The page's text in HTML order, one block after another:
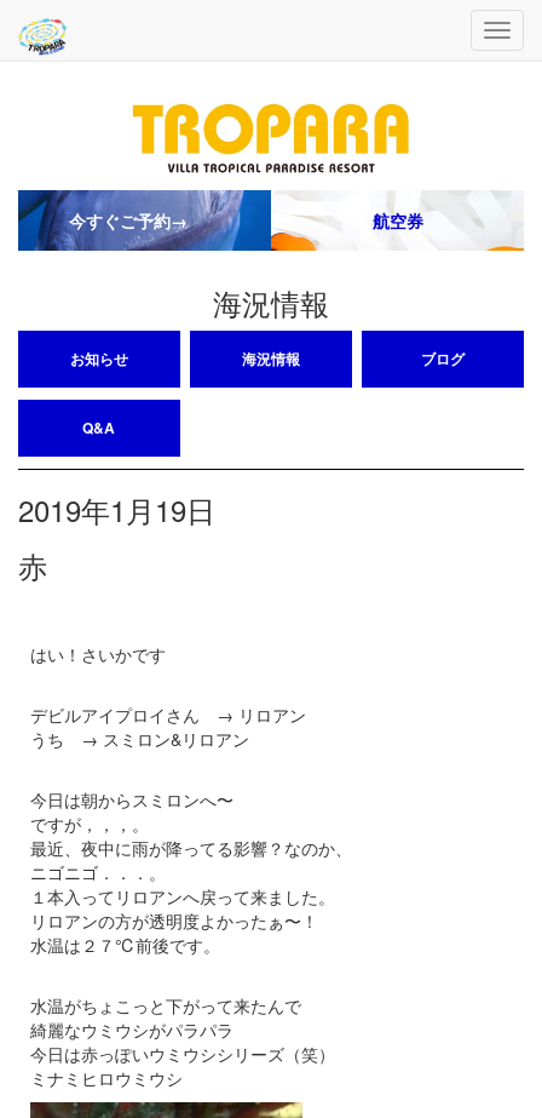
今すぐご予約→ 航空券
海況情報
お知らせ 海況情報 ブログ
Q&A
2019年1月19日
赤
はい！さいかです
デビルアイプロイさん → リロアン
うち → スミロン&リロアン
今日は朝からスミロンへ〜
ですが，，，。
最近、夜中に雨が降ってる影響？なのか、
ニゴニゴ．．．。
１本入ってリロアンへ戻って来ました。
リロアンの方が透明度よかったぁ〜！
水温は２７℃前後です。
水温がちょこっと下がって来たんで
綺麗なウミウシがパラパラ
今日は赤っぽいウミウシシリーズ（笑）
ミナミヒロウミウシ